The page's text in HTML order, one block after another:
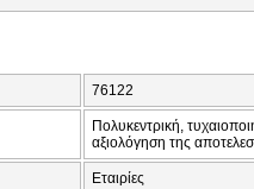
76122
Πολυκεντρική,
αξιολόγηση της
Εταιρίες